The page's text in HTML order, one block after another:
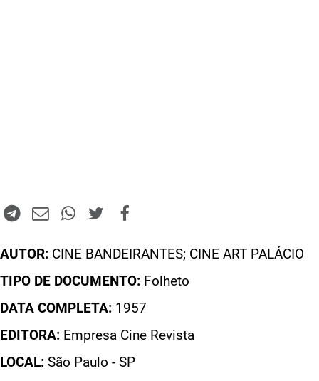
AUTOR: CINE BANDEIRANTES; CINE ART PALÁCIO
TIPO DE DOCUMENTO: Folheto
DATA COMPLETA: 1957
EDITORA: Empresa Cine Revista
LOCAL: São Paulo - SP